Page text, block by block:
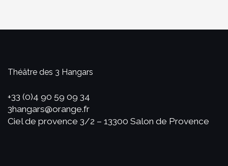
Théâtre des 3 Hangars
+33 (0)4 90 59 09 34
3hangars@orange.fr
Ciel de provence 3/2 – 13300 Salon de Provence